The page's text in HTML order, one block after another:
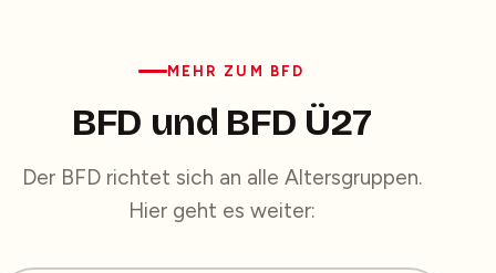
MEHR ZUM BFD
BFD und BFD Ü27
Der BFD richtet sich an alle Altersgruppen.
Hier geht es weiter: